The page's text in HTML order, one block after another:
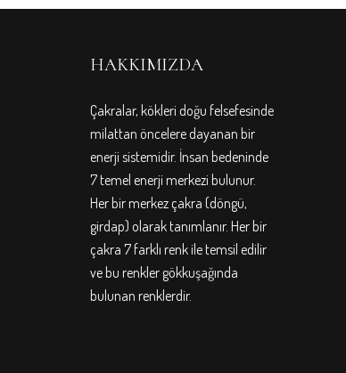
HAKKIMIZDA
Çakralar, kökleri doğu felsefesinde
milattan öncelere dayanan bir
enerji sistemidir. İnsan bedeninde
7 temel enerji merkezi bulunur.
Her bir merkez çakra (döngü,
girdap) olarak tanımlanır. Her bir
çakra 7 farklı renk ile temsil edilir
ve bu renkler gökkuşağında
bulunan renklerdir.